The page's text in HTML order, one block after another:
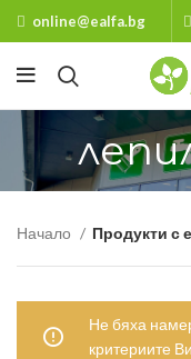
online@ealfa.bg
Начало Продукти с
Не бяха
критериите